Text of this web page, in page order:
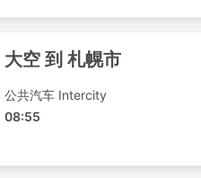
Hokkaido Chuo Bus
大巴旅行最大的一个好处是可
的各种需求。标准大巴通常提
供毯子、软饮和零食，或者在
大空 到 札幌市
公共汽车 Intercity
08:55